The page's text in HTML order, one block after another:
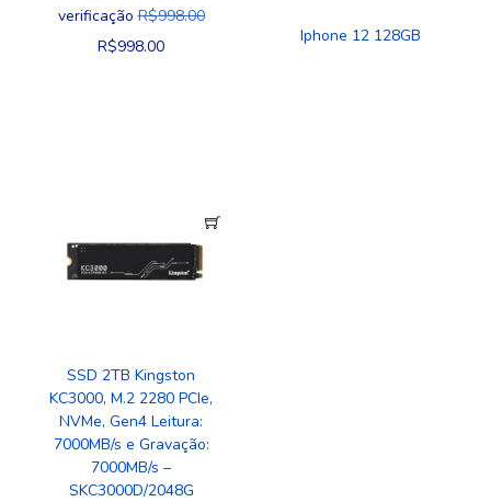
verificação R$998.00
R$998.00
Iphone 12 128GB
SSD 2TB Kingston
KC3000, M.2 2280 PCIe,
NVMe, Gen4 Leitura:
7000MB/s e Gravação:
7000MB/s –
SKC3000D/2048G